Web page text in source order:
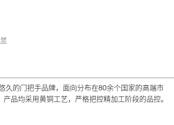
久的门把手品牌，面向分布在80余个国家的高端市
品均采用黄铜工艺，严格把控精加工阶段的品控。